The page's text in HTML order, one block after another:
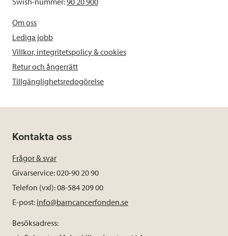
Om oss
Lediga jobb
Villkor, integritetspolicy & cookies
Retur och ångerrätt
Tillgänglighetsredogörelse
Kontakta oss
Frågor & svar
Givarservice: 020-90 20 90
Telefon (vxl): 08-584 209 00
E-post: info@barncancerfonden.se
Besöksadress: